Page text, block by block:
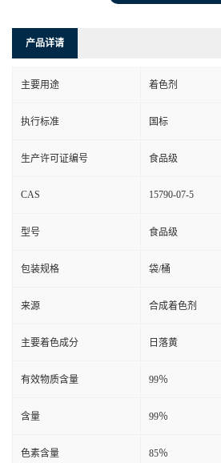
产品详请
主要用途 着色剂
执行标准 国标
生产许可证编号 食品级
CAS 15790-07-5
型号 食品级
包装规格 袋/桶
来源 合成着色剂
主要着色成分 日落黄
有效物质含量 99％
含量 99％
色素含量 85％